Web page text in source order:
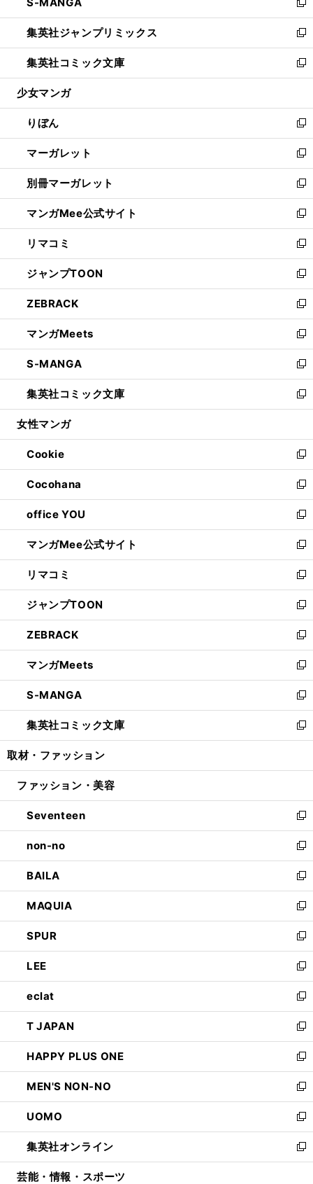
で
開
く
ド
ウ
で
開
く
ィ
ン
ド
ウ
で
開
い
ウ
ィ
ン
ド
ウ
開
く
新
し
い
ウ
ィ
ン
ウ
で
開
く
集英社ジャンプリミックス
新
し
い
ウ
ン
ド
ウ
で
開
く
集英社コミック文庫
新
し
ウ
ィ
ン
ド
ウ
で
開
く
少女マンガ
りぼん
新
し
い
ウ
ィ
ン
ド
ウ
で
開
く
マーガレット
新
し
い
ウ
ィ
ン
ド
ウ
で
開
く
別冊マーガレット
新
し
い
ウ
ィ
ン
ド
ウ
で
開
く
マンガMee公式サイト
新
し
い
ウ
ィ
ン
ド
ウ
で
開
く
リマコミ
新
し
い
ウ
ィ
ン
ド
ウ
で
開
く
ジャンプTOON
新
し
い
ウ
ィ
ン
ド
ウ
で
開
ZEBRACK
新
し
い
ウ
ィ
ン
ド
ウ
開
く
マンガMeets
新
し
い
ウ
ィ
ン
ウ
で
開
く
S-MANGA
新
し
い
ウ
ン
ド
ウ
で
開
く
集英社コミック文庫
新
し
ウ
ィ
ン
ド
ウ
で
開
く
女性マンガ
Cookie
新
し
い
ウ
ィ
ン
ド
ウ
で
開
く
Cocohana
新
し
い
ウ
ィ
ン
ド
ウ
で
開
く
office YOU
新
し
い
ウ
ィ
ン
ド
ウ
で
開
く
マンガMee公式サイト
新
し
い
ウ
ィ
ン
ド
ウ
で
開
く
リマコミ
新
し
い
ウ
ィ
ン
ド
ウ
で
開
く
ジャンプTOON
新
し
い
ウ
ィ
ン
ド
ウ
で
開
ZEBRACK
新
し
い
ウ
ィ
ン
ド
ウ
開
マンガMeets
新
し
い
ウ
ィ
ン
ウ
開
く
S-MANGA
新
し
い
ウ
ン
ウ
で
開
く
集英社コミック文庫
新
し
ウ
ン
ド
ウ
で
開
く
取材・ファッション
ファッション・美容
Seventeen
新
し
い
ウ
ィ
ン
ド
ウ
で
開
く
non-no
新
し
い
ウ
ィ
ン
ド
ウ
で
開
く
BAILA
新
し
い
ウ
ィ
ン
ド
ウ
で
開
く
MAQUIA
新
し
い
ウ
ィ
ン
ド
ウ
で
開
く
SPUR
新
し
い
ウ
ィ
ン
ド
ウ
で
開
く
LEE
新
し
い
ウ
ィ
ン
ド
ウ
で
開
く
eclat
新
し
い
ウ
ィ
ン
ド
ウ
で
開
く
T JAPAN
新
し
い
ウ
ィ
ン
ド
ウ
で
開
HAPPY PLUS ONE
新
し
い
ウ
ィ
ン
ド
ウ
MEN'S NON-NO
新
し
い
ウ
ィ
ン
UOMO
新
し
い
ウ
集英社オンライン
新
し
芸能・情報・スポーツ